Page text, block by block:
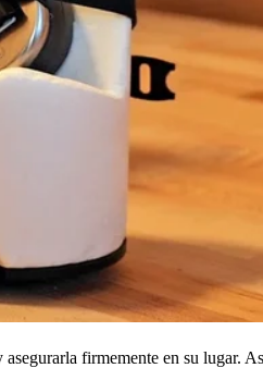
firmemente en su lugar.